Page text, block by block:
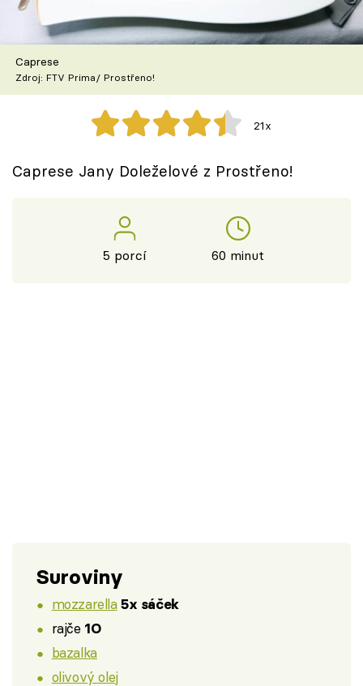
Škola vaření
Recepty z TV
Speciál: Cuketa
Těhotnej kuchař
Sledujte prima+
Caprese
Zdroj: FTV Prima/ Prostřeno!
21x
Caprese Jany Doleželové z Prostřeno!
5 porcí 60 minut
Suroviny
mozzarella 5x sáček
rajče 1O
bazalka
olivový olej